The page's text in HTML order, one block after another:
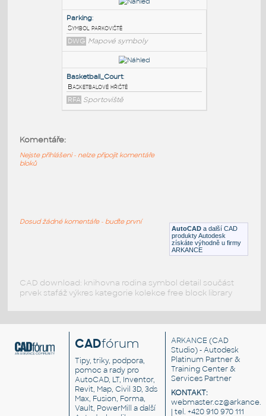
Hřiště na basketbal
RFA Sportoviště
PARKING SPACE:
Parkovací stání
DWG Vozidla, doprava
Mapové symboly
AutoCAD a další CAD
produkty Autodesk
získáte výhodně u firmy
ARKANCE
Komentáře:
Nejste přihlášeni - nelze připojit komentáře
bloků
Dosud žádné komentáře - buďte první
CAD download: knihovna rodina symbol detail součást
prvek stafáž výkres kategorie kolekce free block library
CADfórum
Tipy, triky, podpora,
pomoc a rady pro
AutoCAD, LT, Inventor,
Revit, Map, Civil 3D, 3ds
Max, Fusion, Forma,
Vault, PowerMill a další
ARKANCE (CAD
Studio) - Autodesk
Platinum Partner &
Training Center &
Services Partner
KONTAKT:
| tel. +420 910 970 111